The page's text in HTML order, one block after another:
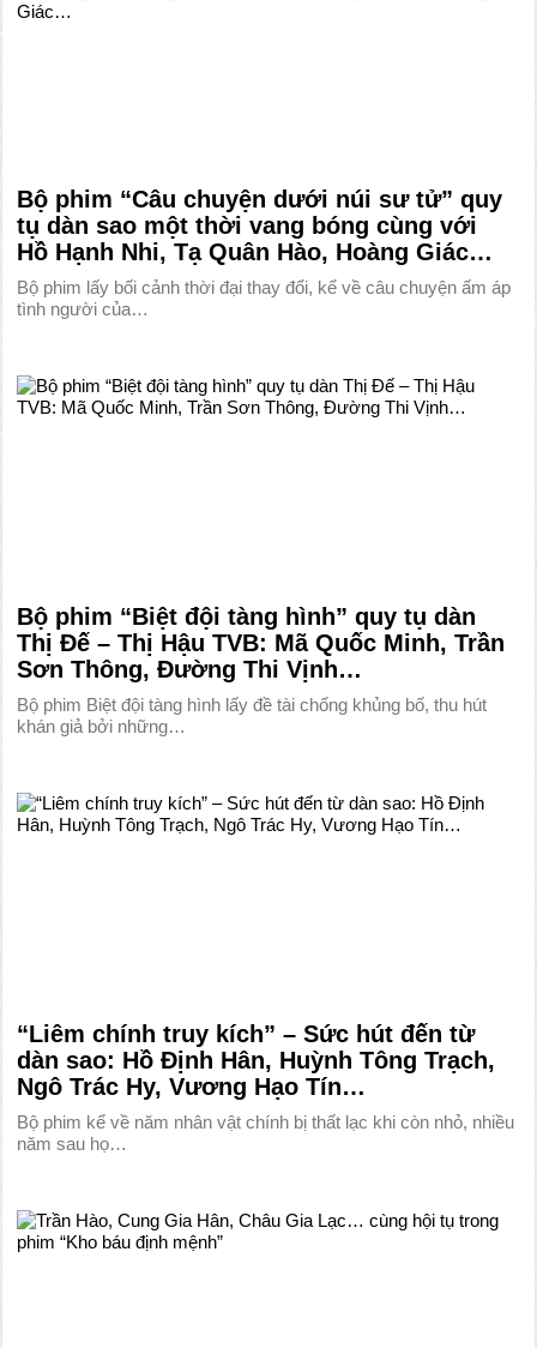
Bộ phim “Câu chuyện dưới núi sư tử” quy
tụ dàn sao một thời vang bóng cùng với
Hồ Hạnh Nhi, Tạ Quân Hào, Hoàng Giác…
Bộ phim lấy bối cảnh thời đại thay đổi, kể về câu chuyện ấm áp
tình người của…
Bộ phim “Biệt đội tàng hình” quy tụ dàn
Thị Đế – Thị Hậu TVB: Mã Quốc Minh, Trần
Sơn Thông, Đường Thi Vịnh…
Bộ phim Biệt đội tàng hình lấy đề tài chống khủng bố, thu hút
khán giả bởi những…
“Liêm chính truy kích” – Sức hút đến từ
dàn sao: Hồ Định Hân, Huỳnh Tông Trạch,
Ngô Trác Hy, Vương Hạo Tín…
Bộ phim kể về năm nhân vật chính bị thất lạc khi còn nhỏ, nhiều
năm sau họ…